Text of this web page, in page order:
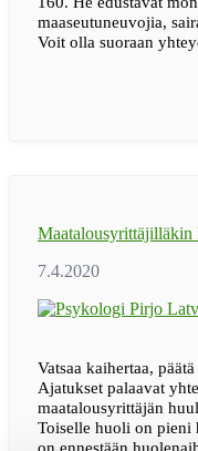
maaseutuneuvojia,
Voit olla suoraan
Maatalousyrittäjilläkin
Vatsaa kaihertaa,
Ajatukset palaavat
maatalousyrittäjän
Toiselle huoli on pieni